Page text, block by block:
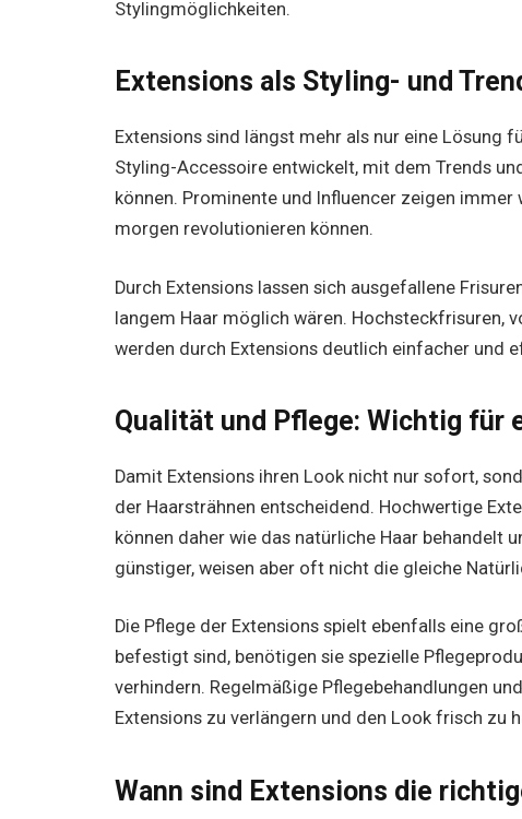
Stylingmöglichkeiten.
Extensions als Styling- und
Extensions sind längst mehr als nur eine Lösung
Styling-Accessoire entwickelt, mit dem Trends
können. Prominente und Influencer zeigen
morgen revolutionieren können.
Durch Extensions lassen sich ausgefallene
langem Haar möglich wären. Hochsteckfrisuren,
werden durch Extensions deutlich einfacher und
Qualität und Pflege: Wichtig für
Damit Extensions ihren Look nicht nur sofort,
der Haarsträhnen entscheidend. Hochwertige
können daher wie das natürliche Haar behandelt
günstiger, weisen aber oft nicht die gleiche
Die Pflege der Extensions spielt ebenfalls eine
befestigt sind, benötigen sie spezielle
verhindern. Regelmäßige Pflegebehandlungen
Extensions zu verlängern und den Look frisch zu
Wann sind Extensions die